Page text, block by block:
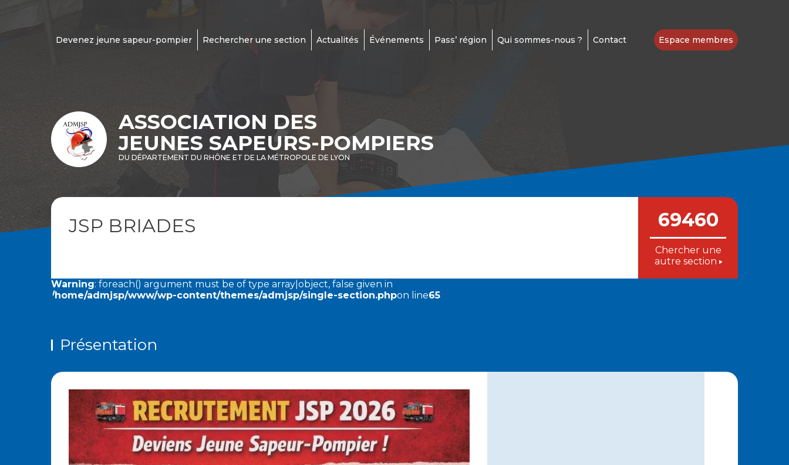
Devenez jeune sapeur-pompier Rechercher une section Actualités Événements Pass’ région Qui sommes-nous ? Contact Espace membres
ASSOCIATION DES
JEUNES SAPEURS-POMPIERS
DU DÉPARTEMENT DU RHÔNE ET DE LA MÉTROPOLE DE LYON
JSP BRIADES 69460
Chercher une
autre section
Warning: foreach() argument must be of type array|object, false given in
/home/admjsp/www/wp-content/themes/admjsp/single-section.phpon line65
Présentation